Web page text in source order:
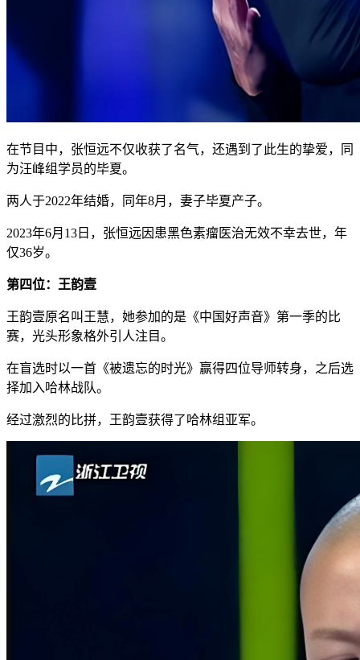
在节目中，张恒远不仅收获了名气，还遇到了此生的挚爱，同
为汪峰组学员的毕夏。
两人于2022年结婚，同年8月，妻子毕夏产子。
2023年6月13日，张恒远因患黑色素瘤医治无效不幸去世，年
仅36岁。
第四位：王韵壹
王韵壹原名叫王慧，她参加的是《中国好声音》第一季的比
赛，光头形象格外引人注目。
在盲选时以一首《被遗忘的时光》赢得四位导师转身，之后选
择加入哈林战队。
经过激烈的比拼，王韵壹获得了哈林组亚军。